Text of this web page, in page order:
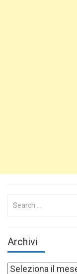
Search
Archivi
Archivi